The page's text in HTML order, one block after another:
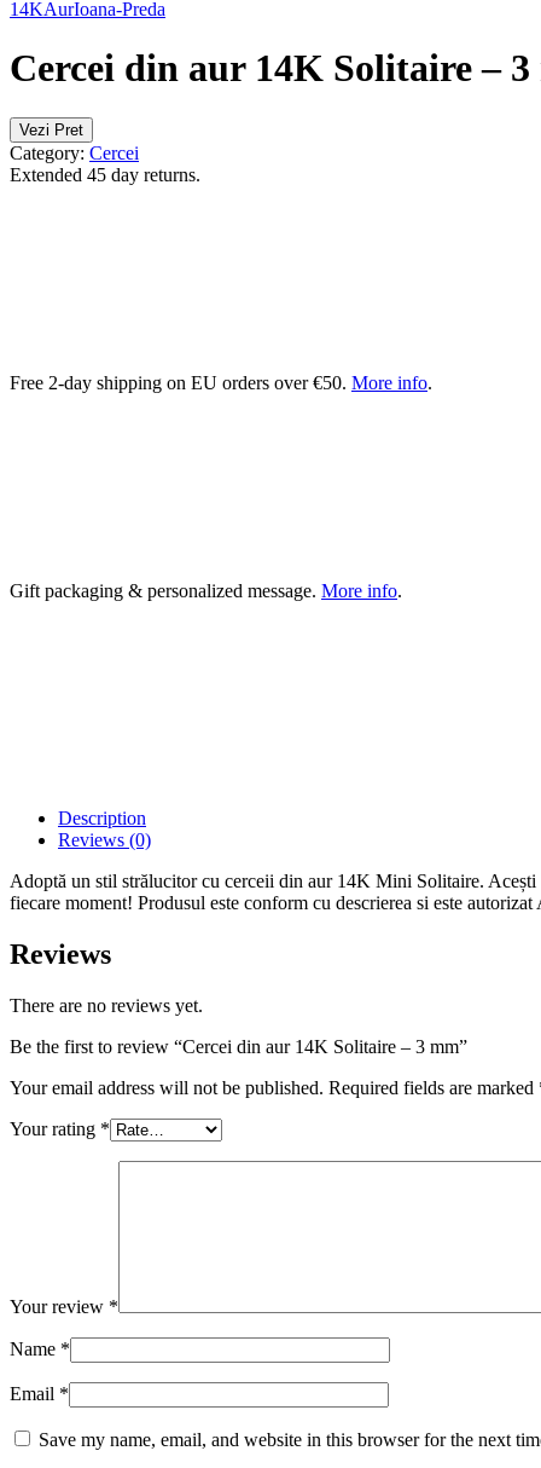
14KAurIoana-Preda
Cercei din aur 14K Solitaire –
Vezi Pret
Category: Cercei
Extended 45 day returns.
Free 2-day shipping on EU orders over €50. More info.
Gift packaging & personalized message. More info.
Description
Reviews (0)
Adoptă un stil strălucitor cu cerceii din aur 14K Mini Solitaire. Acești
fiecare moment! Produsul este conform cu descrierea si este
Reviews
There are no reviews yet.
Be the first to review “Cercei din aur 14K Solitaire – 3 mm”
Your email address will not be published. Required fields are marked
Your rating *
Your review *
Name *
Email *
Save my name, email, and website in this browser for the next